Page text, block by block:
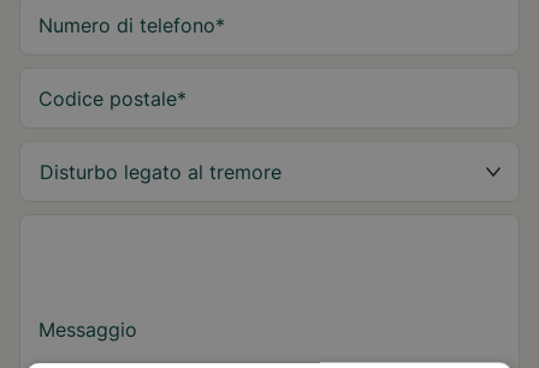
Numero di telefono*
Codice postale*
Messaggio